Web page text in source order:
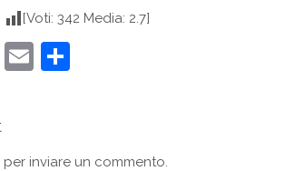
[Voti: 342 Media: 2.7]
Twitter
Email
per inviare un commento.